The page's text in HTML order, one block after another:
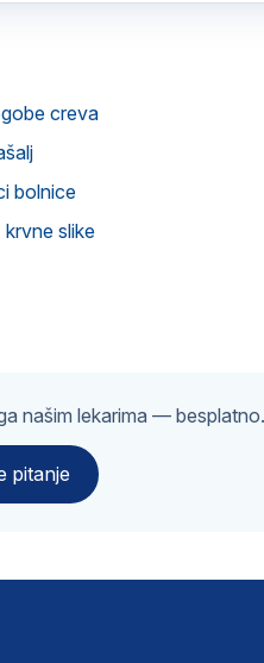
creva
bolnice
krvne slike
našim lekarima — besplatno.
pitanje